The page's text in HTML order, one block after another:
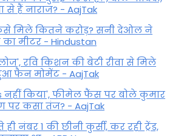
से हैं नाराज? - AajTak
मिले कितने करोड़? सनी देओल ने
मीटर - Hindustan
रवि किशन की बेटी रीवा से मिले
फैन मोमेंट - AajTak
नहीं किया', फीमेल फैंस पर बोले कुमार
पर कसा तंज? - AajTak
नंबर 1 की छीनी कुर्सी, कर रही ट्रेंड,